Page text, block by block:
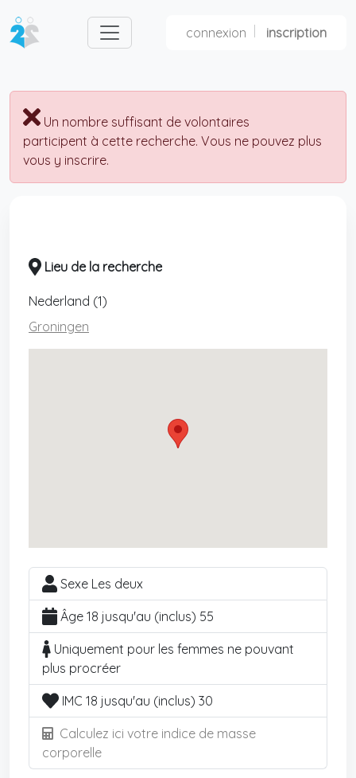
connexion inscription
Un nombre suffisant de volontaires
participent à cette recherche. Vous ne pouvez plus
vous y inscrire.
Lieu de la recherche
Nederland (1)
Groningen
Sexe Les deux
Âge 18 jusqu'au (inclus) 55
Uniquement pour les femmes ne pouvant
plus procréer
IMC 18 jusqu'au (inclus) 30
Calculez ici votre indice de masse
corporelle